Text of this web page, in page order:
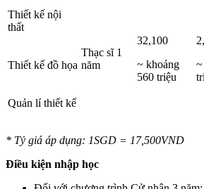
Thiết kế nội
thất
Thạc sĩ 1
năm
32,100
~ khoảng
560 triệu
Thiết kế đồ họa
Quản lí thiết kế
* Tỷ giá áp dụng: 1SGD = 17,500VND
Điều kiện nhập học